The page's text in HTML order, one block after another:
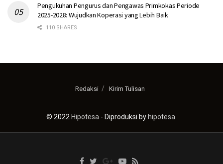
Pengukuhan Pengurus dan Pengawas Primkokas Periode
2025-2028: Wujudkan Koperasi yang Lebih Baik
110 SHARES
Redaksi Kirim Tulisan
© 2022 Hipotesa - Diproduksi by hipotesa